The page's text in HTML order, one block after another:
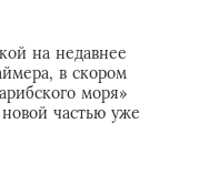
на недавнее
в скором
моря»
частью уже